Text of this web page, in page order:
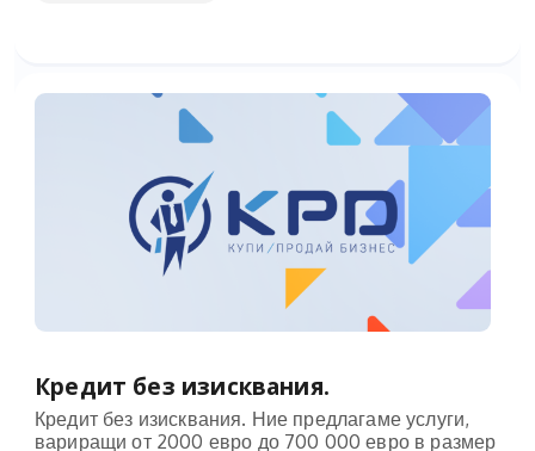
Кредит без изисквания.
Кредит без изисквания. Ние предлагаме услуги,
вариращи от 2000 евро до 700 000 евро в размер